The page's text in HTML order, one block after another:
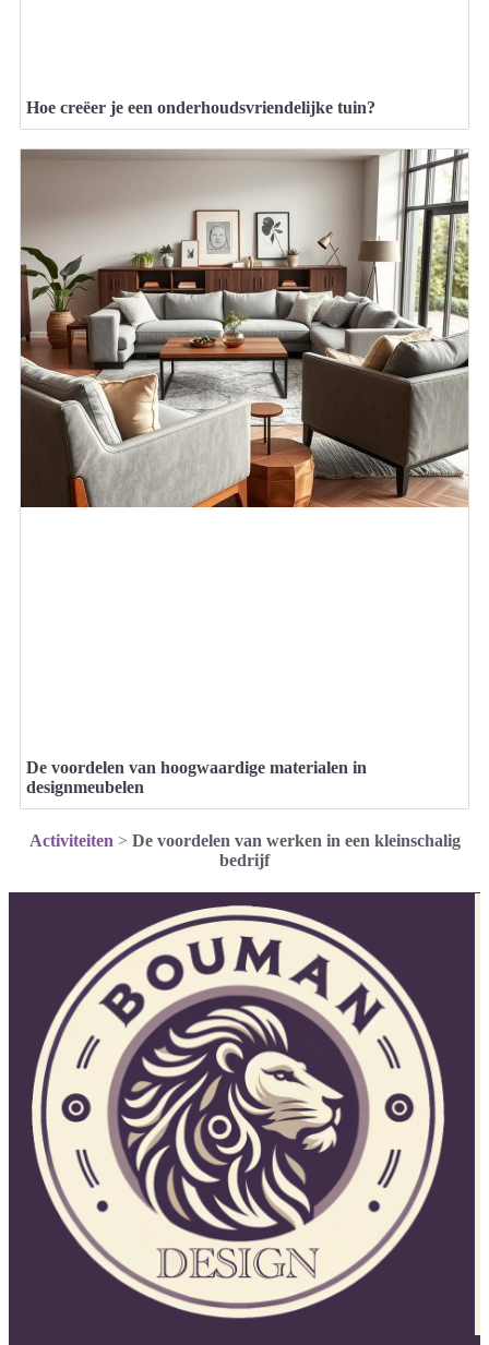
Hoe creëer je een onderhoudsvriendelijke tuin?
De voordelen van hoogwaardige materialen in
designmeubelen
Activiteiten > De voordelen van werken in een kleinschalig
bedrijf